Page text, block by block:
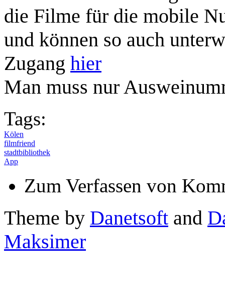
die Filme für die mobile
und können so auch
Zugang hier
Man muss nur
Tags:
Kölen
filmfriend
stadtbibliothek
App
Zum Verfassen von
Theme by Danetsoft and
Maksimer